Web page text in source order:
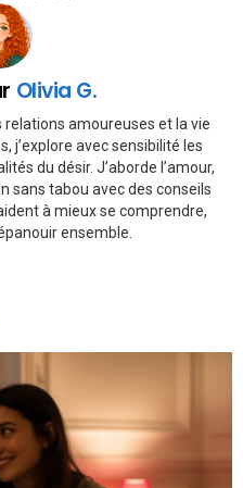
Olivia G.
relations amoureuses et la vie
j’explore avec sensibilité les
du désir. J’aborde l’amour,
sans tabou avec des conseils
à mieux se comprendre,
ensemble.